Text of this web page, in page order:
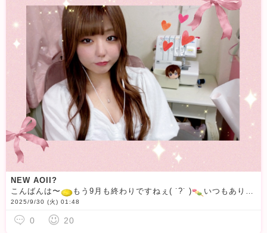
NEW AOII?
こんばんは〜
もう9月も終わりですねぇ( ˙?˙ ) いつもありがとうございます
2025/9/30 (火) 01:48
0 20